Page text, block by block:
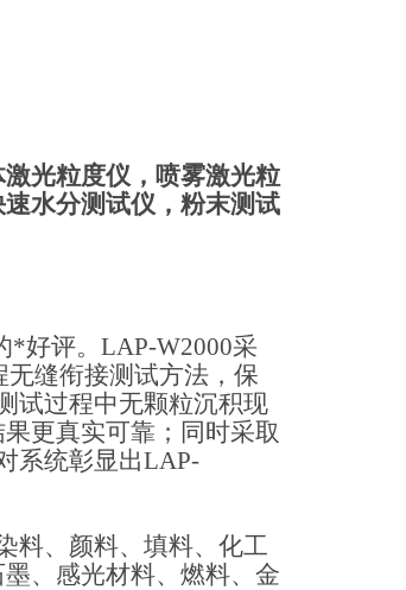
光粒度仪，喷雾激光粒
水分测试仪，粉末测试
好评。 LAP-W2000采
缝衔接测试方法，保
试过程中无颗粒沉积现
更真实可靠；同时采取
系统彰显出LAP-
料、颜料、填料、化工
、感光材料、燃料、金